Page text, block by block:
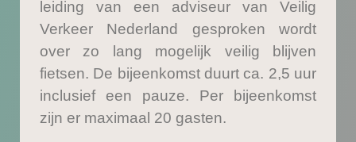
leiding van een adviseur van Veilig
Verkeer Nederland gesproken wordt
over zo lang mogelijk veilig blijven
fietsen. De bijeenkomst duurt ca. 2,5 uur
inclusief een pauze. Per bijeenkomst
zijn er maximaal 20 gasten.